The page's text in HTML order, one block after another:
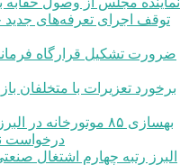
بهسازی ۸۵ موتورخانه در البرز طی سه‌ماهه نخست امسال
درخواست